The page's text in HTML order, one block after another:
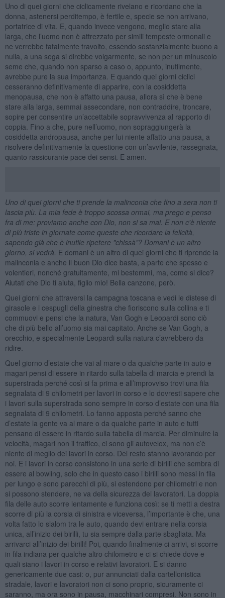
Uno di quei giorni che ciclicamente rivelano e ricordano che la
donna, astenersi perditempo, è fertile e, specie se non arrivano,
portatrice di vita. E, quando invece vengono, meglio stare alla
larga, che l’uomo non è attrezzato per simili tempeste ormonali e
ne verrebbe fatalmente travolto, essendo sostanzialmente buono a
nulla, a una sega si direbbe volgarmente, se non per un minuscolo
seme che, quando non sparso a caso o, appunto, inutilmente,
avrebbe pure la sua importanza. E quando quei giorni ciclici
cesseranno definitivamente di apparire, con la cosiddetta
menopausa, che non è affatto una pausa, allora sì che è bene
stare alla larga, semmai assecondare, non contraddire, troncare,
sopire per consentire un’accettabile sopravvivenza al rapporto di
coppia. Fino a che, pure nell’uomo, non sopraggiungerà la
cosiddetta andropausa, anche per lui niente affatto una pausa, a
risolvere definitivamente la questione con un’avvilente, rassegnata,
quanto rassicurante pace dei sensi. E amen.
Uno di quei giorni che ti prende la malinconia che fino a sera non ti
lascia più. La mia fede è troppo scossa ormai, ma prego e penso
fra di me: proviamo anche con Dio, non si sa mai. E non c'è niente
di più triste in giornate come queste che ricordare la felicità,
sapendo già che è inutile ripetere "chissà”? Domani è un altro
giorno, si vedrà. E domani è un altro di quei giorni che ti riprende la
malinconia e anche il buon Dio dice basta, a parte che spesso e
volentieri, nonché gratuitamente, mi bestemmi, ma, come si dice?
Aiutati che Dio ti aiuta, figlio mio! Bella canzone, però.
Quei giorni che attraversi la campagna toscana e vedi le distese di
girasole e i cespugli della ginestra che fioriscono sulla collina e ti
commuovi e pensi che la natura, Van Gogh e Leopardi sono ciò
che di più bello all’uomo sia mai capitato. Anche se Van Gogh, a
orecchio, e specialmente Leopardi sulla natura c’avrebbero da
ridire.
Quel giorno d’estate che vai al mare o da qualche parte in auto e
magari pensi di essere in ritardo sulla tabella di marcia e prendi la
superstrada perché così si fa prima e all’improvviso trovi una fila
segnalata di 9 chilometri per lavori in corso e lo dovresti sapere che
i lavori sulla superstrada sono sempre in corso d’estate con una fila
segnalata di 9 chilometri. Lo fanno apposta perché sanno che
d’estate la gente va al mare o da qualche parte in auto e tutti
pensano di essere in ritardo sulla tabella di marcia. Per diminuire la
velocità, magari non il traffico, ci sono gli autovelox, ma non c’è
niente di meglio dei lavori in corso. Del resto stanno lavorando per
noi. E i lavori in corso consistono in una serie di birilli che sembra di
essere al bowling, solo che in questo caso i birilli sono messi in fila
per lungo e sono parecchi di più, si estendono per chilometri e non
si possono stendere, ne va della sicurezza dei lavoratori. La doppia
fila delle auto scorre lentamente e funziona così: se ti metti a destra
scorre di più la corsia di sinistra e viceversa, l’importante è che, una
volta fatto lo slalom tra le auto, quando devi entrare nella corsia
unica, all’inizio dei birilli, tu sia sempre dalla parte sbagliata. Ma
arrivarci all’inizio dei birilli! Poi, quando finalmente ci arrivi, si scorre
in fila indiana per qualche altro chilometro e ci si chiede dove e
quali siano i lavori in corso e relativi lavoratori. E si danno
genericamente due casi: o, pur annunciati dalla cartellonistica
stradale, lavori e lavoratori non ci sono proprio, sicuramente ci
saranno, ma ora sono in pausa, macchinari compresi. Non sono in